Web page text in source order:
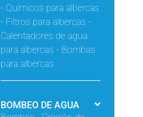
- Químicos para albercas
- Filtros para albercas -
Calentadores de agua
para albercas - Bombas
para albercas
BOMBEO DE AGUA